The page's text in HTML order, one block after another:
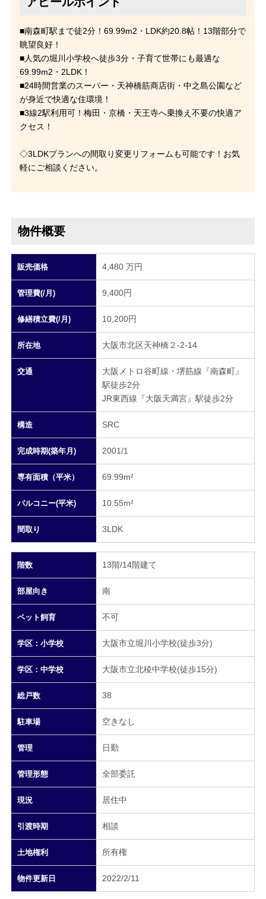
■南森町駅まで徒2分！69.99m2・LDK約20.8帖！13階部分で
眺望良好！
■人気の堀川小学校へ徒歩3分・子育て世帯にも最適な
69.99m2・2LDK！
■24時間営業のスーパー・天神橋筋商店街・中之島公園など
が身近で快適な住環境！
■3線2駅利用可！梅田・京橋・天王寺へ乗換え不要の快適ア
クセス！
◇3LDKプランへの間取り変更リフォームも可能です！お気
軽にご相談ください。
物件概要
販売価格 4,480 万円
管理費(/月) 9,400円
修繕積立費(/月) 10,200円
所在地 大阪市北区天神橋２-2-14
交通
大阪メトロ谷町線・堺筋線『南森町』
駅徒歩2分
JR東西線『大阪天満宮』駅徒歩2分
構造 SRC
完成時期(築年月) 2001/1
専有面積（平米） 69.99m²
バルコニー(平米) 10.55m²
間取り 3LDK
階数 13階/14階建て
部屋向き 南
ペット飼育 不可
学区：小学校 大阪市立堀川小学校(徒歩3分)
学区：中学校 大阪市立北稜中学校(徒歩15分)
総戸数 38
駐車場 空きなし
管理 日勤
管理形態 全部委託
現況 居住中
引渡時期 相談
土地権利 所有権
物件更新日 2022/2/11